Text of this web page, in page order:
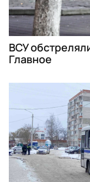
ВСУ
Главное